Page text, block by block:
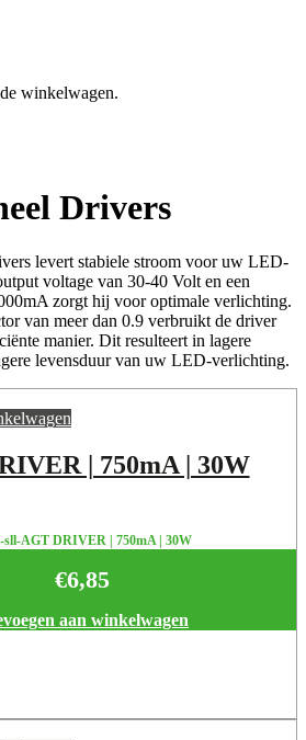
winkelwagen.
Drivers
levert stabiele stroom voor uw LED-
voltage van 30-40 Volt en een
zorgt hij voor optimale verlichting.
van meer dan 0.9 verbruikt de driver
manier. Dit resulteert in lagere
levensduur van uw LED-verlichting.
| 750mA | 30W
sll-AGT DRIVER | 750mA | 30W
€6,85
aan winkelwagen